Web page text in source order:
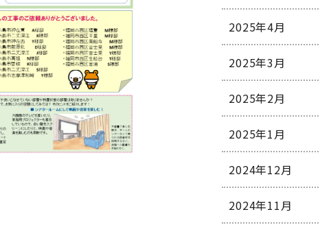
2025年4月
2025年3月
2025年2月
2025年1月
2024年12月
2024年11月